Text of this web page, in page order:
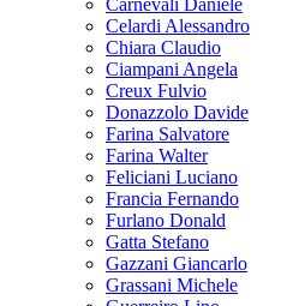
Carnevali Daniele
Celardi Alessandro
Chiara Claudio
Ciampani Angela
Creux Fulvio
Donazzolo Davide
Farina Salvatore
Farina Walter
Feliciani Luciano
Francia Fernando
Furlano Donald
Gatta Stefano
Gazzani Giancarlo
Grassani Michele